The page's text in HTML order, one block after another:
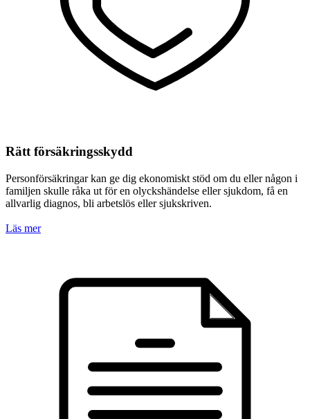
Rätt försäkrings­skydd
Personförsäkringar kan ge dig ekonomiskt stöd om du eller någon i
familjen skulle råka ut för en olyckshändelse eller sjukdom, få en
allvarlig diagnos, bli arbetslös eller sjukskriven.
Läs mer